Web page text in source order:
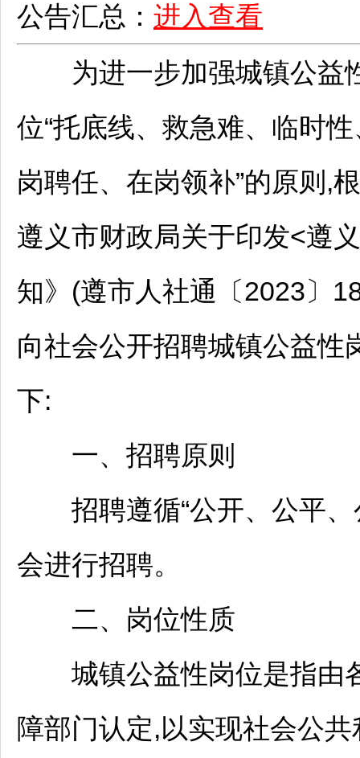
公告汇总： 进入查看
为进一步加强城镇公益
位“托底线、救急难、临时
岗聘任、在岗领补”的原则,
遵义市财政局关于印发<遵义
知》(遵市人社通〔2023〕
向社会公开招聘城镇公益性
下:
一、 招聘原则
招聘遵循“公开、公平
会进行招聘。
二、岗位性质
城镇公益性岗位是指由
障部门认定,以实现社会公